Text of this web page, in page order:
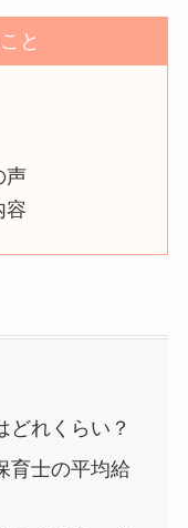
と
声
容
どれくらい？
育士の平均給